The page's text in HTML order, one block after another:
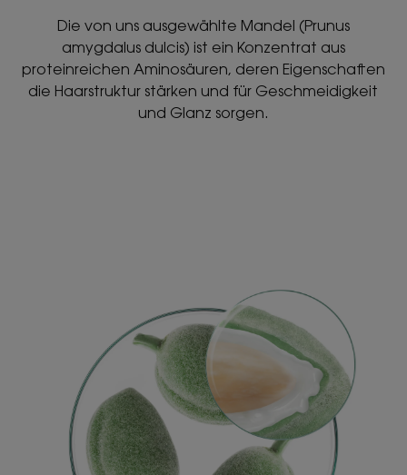
Die von uns ausgewählte Mandel (Prunus
amygdalus dulcis) ist ein Konzentrat aus
proteinreichen Aminosäuren, deren Eigenschaften
die Haarstruktur stärken und für Geschmeidigkeit
und Glanz sorgen.